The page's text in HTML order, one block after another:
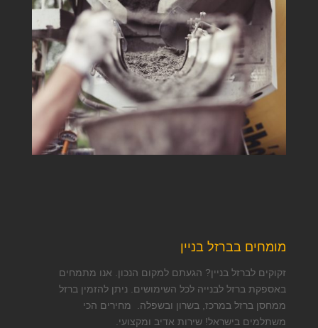
מומחים בברזל בניין
זקוקים לברזל בניין? הגעתם למקום הנכון. אנו מתמחים
באספקת ברזל לבנייה לכל השימושים. ניתן להזמין ברזל
ממחסן ברזל במרכז, בשרון ובשפלה. מחירים הכי
משתלמים בישראל! שירות אדיב ומקצועי.